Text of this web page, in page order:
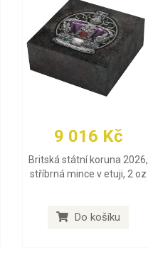
9 016 Kč
Britská státní koruna 2026,
stříbrná mince v etuji, 2 oz
Do košíku